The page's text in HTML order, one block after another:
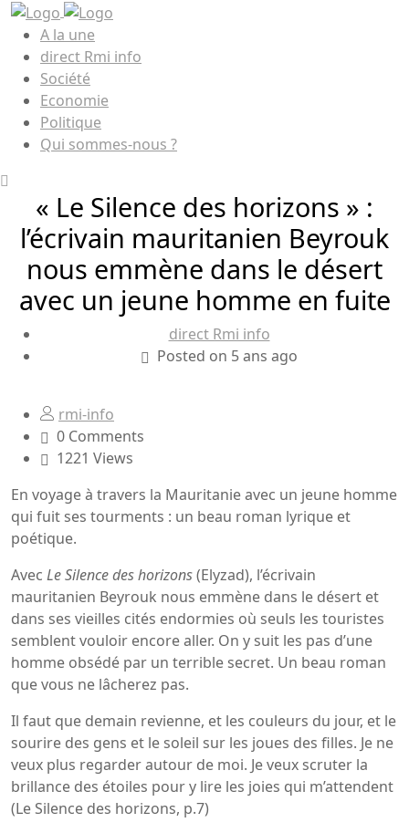
A la une
direct Rmi info
Société
Economie
Politique
Qui sommes-nous ?
« Le Silence des horizons » :
l’écrivain mauritanien Beyrouk
nous emmène dans le désert
avec un jeune homme en fuite
direct Rmi info
Posted on 5 ans ago
rmi-info
0 Comments
1221 Views
En voyage à travers la Mauritanie avec un jeune homme
qui fuit ses tourments : un beau roman lyrique et
poétique.
Avec Le Silence des horizons(Elyzad), l’écrivain
mauritanien Beyrouk nous emmène dans le désert et
dans ses vieilles cités endormies où seuls les touristes
semblent vouloir encore aller. On y suit les pas d’une
homme obsédé par un terrible secret. Un beau roman
que vous ne lâcherez pas.
Il faut que demain revienne, et les couleurs du jour, et le
sourire des gens et le soleil sur les joues des filles. Je ne
veux plus regarder autour de moi. Je veux scruter la
brillance des étoiles pour y lire les joies qui m’attendent
(Le Silence des horizons, p.7)